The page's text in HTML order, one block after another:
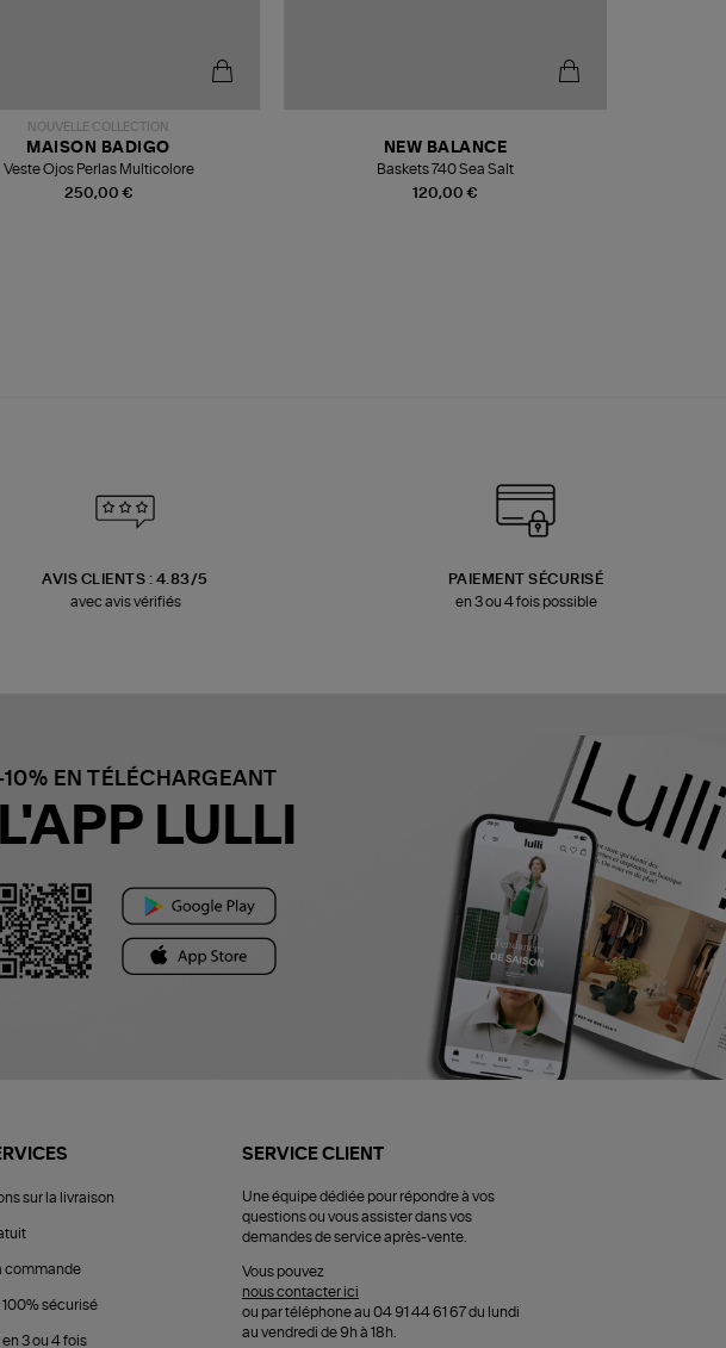
NOUVELLE COLLECTION
250,00 €
MAISON BADIGO
Veste Ojos Perlas Multicolore
120,00 €
NEW BALANCE
Baskets 740 Sea Salt
AVIS CLIENTS : 4.83/5
avec avis vérifiés
PAIEMENT SÉCURISÉ
en 3 ou 4 fois possible
10% EN TÉLÉCHARGEANT
L'APP LULLI
sur la livraison
commande
100% sécurisé
3 ou 4 fois
SERVICE CLIENT
Une équipe dédiée pour répondre à vos
questions ou vous assister dans vos
demandes de service après-vente.
Vous pouvez
nous contacter ici
ou par téléphone au 04 91 44 61 67 du lundi
au vendredi de 9h à 18h.